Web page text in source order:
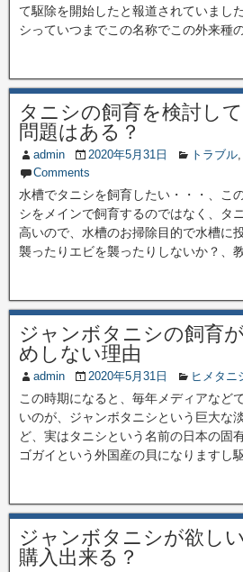
て駆除を開始したと報道されていまし
シっていつまでこの名称でこの外来種
タニシの飼育を検討し
問題はある？
admin 2020年5月31日 トラブル,
Comments
水槽でタニシを飼育したい・・・、こ
シをメインで飼育するのではなく、タ
高いので、水槽のお掃除目的で水槽に
襲ったりエビを襲ったりしないか？、
ジャンボタニシの飼育
めしない理由
admin 2020年5月31日 ヒメタニ
この時期になると、毎年メディアなど
いのが、ジャンボタニシという巨大な
ど、実はタニシという名前の日本の固
ゴガイという外国産の貝になりますし
ジャンボタニシが欲し
購入出来る？